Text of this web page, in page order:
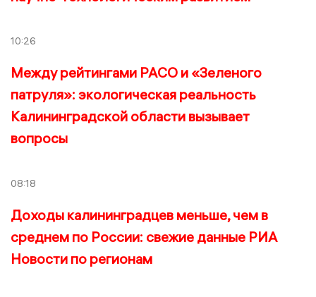
10:26
Между рейтингами РАСО и «Зеленого
патруля»: экологическая реальность
Калининградской области вызывает
вопросы
08:18
Доходы калининградцев меньше, чем в
среднем по России: свежие данные РИА
Новости по регионам